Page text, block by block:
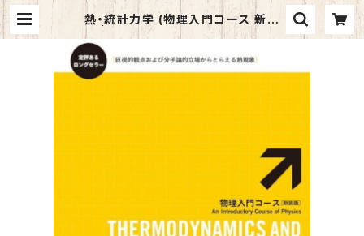
熱・統計力学 (物理入門コース 新装
版) | マイブックス関大前店(店頭受取